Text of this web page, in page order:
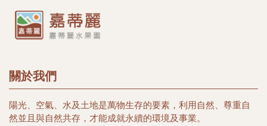
關於我們
陽光、空氣、水及土地是萬物生存的要素，利用自然、尊重自
然並且與自然共存，才能成就永續的環境及事業。